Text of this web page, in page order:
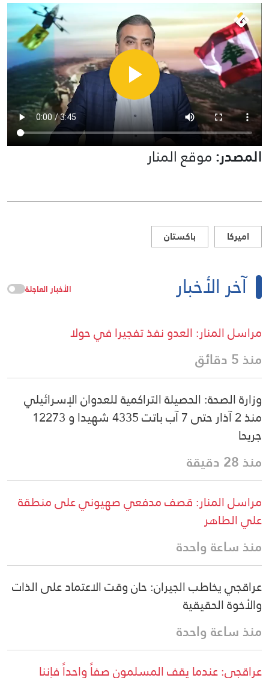
المصدر:موقع المنار
اميركا باكستان
آخر الأخبار الأخبار العاجلة
مراسل المنار: العدو نفذ تفجيرا في حولا
منذ 5 دقائق
وزارة الصحة: الحصيلة التراكمية للعدوان الإسرائيلي
منذ 2 آذار حتى 7 آب باتت 4335 شهيدا و 12273
جريحا
منذ 28 دقيقة
مراسل المنار: قصف مدفعي صهيوني على منطقة
علي الطاهر
منذ ساعة واحدة
عراقجي يخاطب الجيران: حان وقت الاعتماد على الذات
والأخوة الحقيقية
منذ ساعة واحدة
عراقجي: عندما يقف المسلمون صفاً واحداً فإننا